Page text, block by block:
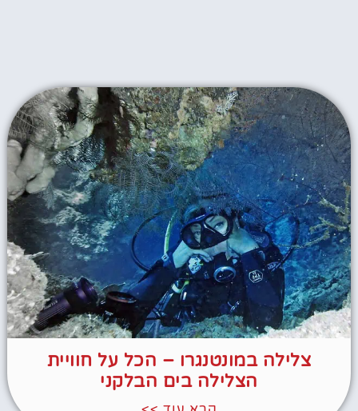
צלילה במונטנגרו – הכל על חוויית
הצלילה בים הבלקני